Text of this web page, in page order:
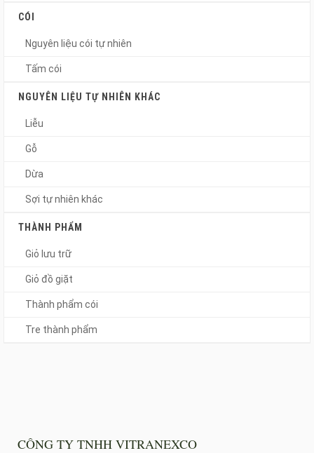
CÓI
Nguyên liệu cói tự nhiên
Tấm cói
NGUYÊN LIỆU TỰ NHIÊN KHÁC
Liễu
Gỗ
Dừa
Sợi tự nhiên khác
THÀNH PHẨM
Giỏ lưu trữ
Giỏ đồ giặt
Thành phẩm cói
Tre thành phẩm
CÔNG TY TNHH VITRANEXCO